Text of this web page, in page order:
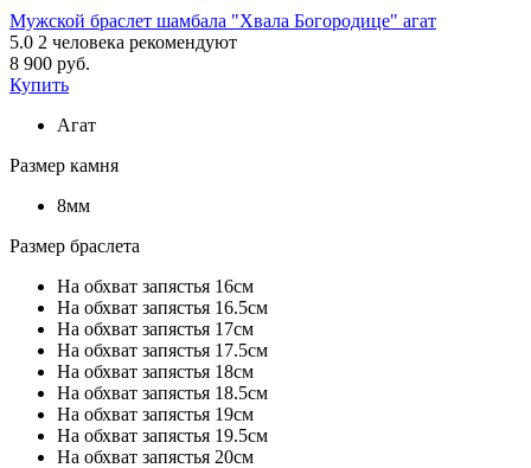
Мужской браслет шамбала "Хвала Богородице" агат
5.0 2 человека рекомендуют
8 900 руб.
Купить
Агат
Размер камня
8мм
Размер браслета
На обхват запястья 16см
На обхват запястья 16.5см
На обхват запястья 17см
На обхват запястья 17.5см
На обхват запястья 18см
На обхват запястья 18.5см
На обхват запястья 19см
На обхват запястья 19.5см
На обхват запястья 20см